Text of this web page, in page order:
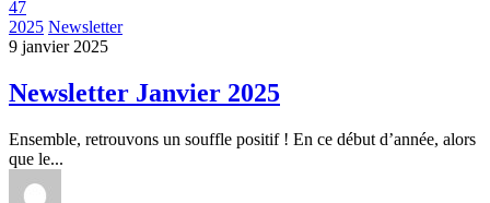
47
2025 Newsletter
9 janvier 2025
Newsletter Janvier 2025
Ensemble, retrouvons un souffle positif ! En ce début d’année, alors
que le...